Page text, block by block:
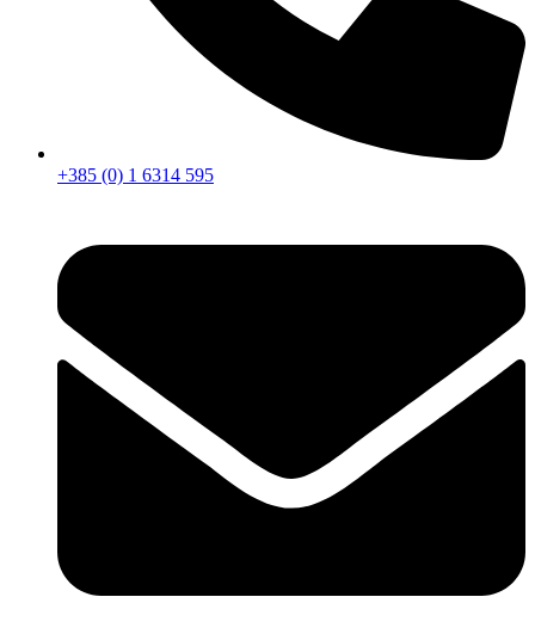
+385 (0) 1 6314 595